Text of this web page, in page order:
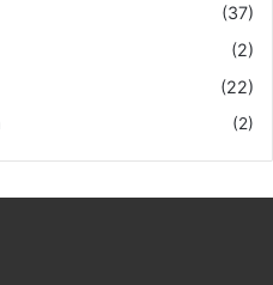
(37)
(2)
(22)
(2)